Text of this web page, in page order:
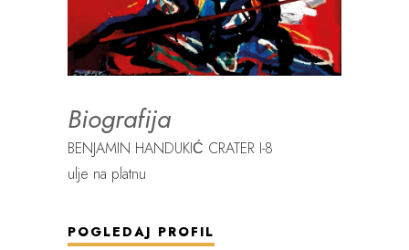
Biografija
BENJAMIN HANDUKIĆ CRATER I-8
ulje na platnu
POGLEDAJ PROFIL